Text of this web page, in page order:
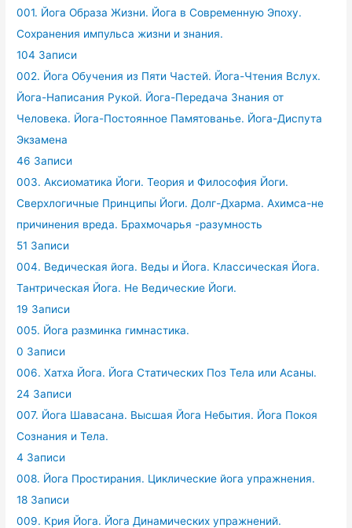
001. Йога Образа Жизни. Йога в Современную Эпоху.
Сохранения импульса жизни и знания.
104 Записи
002. Йога Обучения из Пяти Частей. Йога-Чтения Вслух.
Йога-Написания Рукой. Йога-Передача Знания от
Человека. Йога-Постоянное Памятованье. Йога-Диспута
Экзамена
46 Записи
003. Аксиоматика Йоги. Теория и Философия Йоги.
Сверхлогичные Принципы Йоги. Долг-Дхарма. Ахимса-не
причинения вреда. Брахмочарья -разумность
51 Записи
004. Ведическая йога. Веды и Йога. Классическая Йога.
Тантрическая Йога. Не Ведические Йоги.
19 Записи
005. Йога разминка гимнастика.
0 Записи
006. Хатха Йога. Йога Статических Поз Тела или Асаны.
24 Записи
007. Йога Шавасана. Высшая Йога Небытия. Йога Покоя
Сознания и Тела.
4 Записи
008. Йога Простирания. Циклические йога упражнения.
18 Записи
009. Крия Йога. Йога Динамических упражнений.